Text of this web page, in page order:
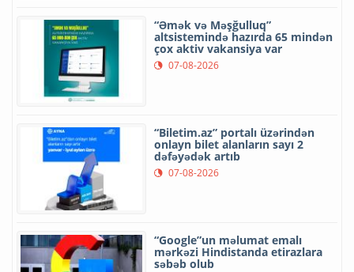
“Əmək və Məşğulluq”
altsistemində hazırda 65 mindən
çox aktiv vakansiya var
07-08-2026
“Biletim.az” portalı üzərindən
onlayn bilet alanların sayı 2
dəfəyədək artıb
07-08-2026
“Google”un məlumat emalı
mərkəzi Hindistanda etirazlara
səbəb olub